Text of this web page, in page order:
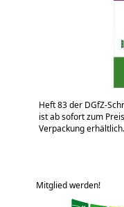
Heft 83 der DGfZ-
ist ab sofort zum
Verpackung erhältlich.
Mitglied werden!